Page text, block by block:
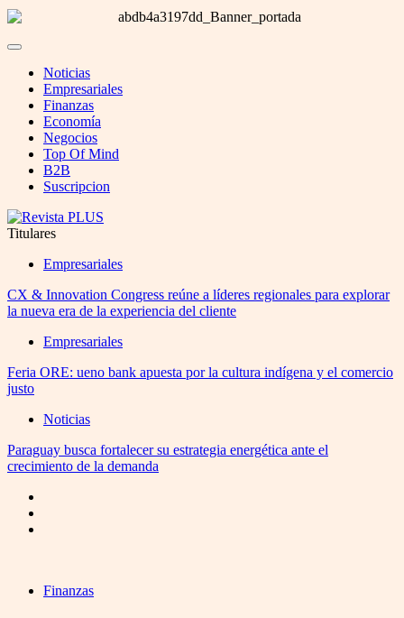
Noticias
Empresariales
Finanzas
Economía
Negocios
Top Of Mind
B2B
Suscripcion
Titulares
Empresariales
CX & Innovation Congress reúne a líderes regionales para explorar
la nueva era de la experiencia del cliente
Empresariales
Feria ORE: ueno bank apuesta por la cultura indígena y el comercio
justo
Noticias
Paraguay busca fortalecer su estrategia energética ante el
crecimiento de la demanda
Finanzas